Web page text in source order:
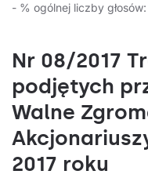
- % ogólnej liczby
Nr 08/2017
podjętych
Walne
2017 roku